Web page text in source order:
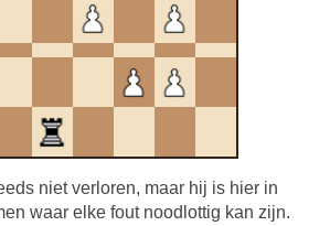
niet verloren, maar hij is hier in
waar elke fout noodlottig kan zijn.